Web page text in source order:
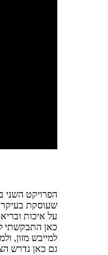
הפרויקט השני
שעוסקת
על איכות
כאן התבקשתי
למייבש מזון,
גם כאן נדרש